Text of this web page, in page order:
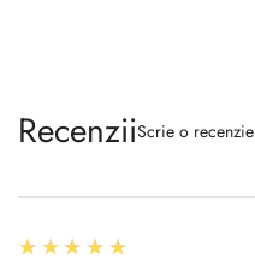
RecenziiScrie o recenzie
5
★★★★★